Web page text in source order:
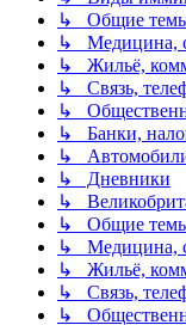
↳ Общие
↳ Медицина,
↳ Жильё,
↳ Связь,
↳
↳ Банки,
↳
↳ Дневники
↳
↳ Общие
↳ Медицина,
↳ Жильё,
↳ Связь,
↳